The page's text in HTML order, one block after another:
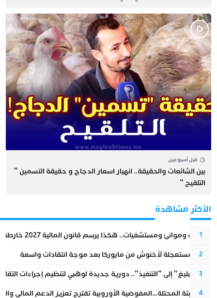
قبل أسبوعين
بين الشائعات والحقيقة.. انهيار اسعار الدجاج و حقيقة التسمين ”
التلقيح “
الأكثر مشاهدة
1
قطارات وموانئ ومستشفيات.. هكذا يرسم قانون المالية 2027 خارطة المغرب المقبل
2
عودة مستعجلة لأخنوش من مايوركا بعد موجة انتقادات واسعة
3
من “التبليغ” إلى “التنفيذ”.. دورية جديدة لوهبي لتنظيم إجراءات
4
أزمة سبتة المحتلة…المفوضية الأوروبية تقترح تعزيز الدعم المالي